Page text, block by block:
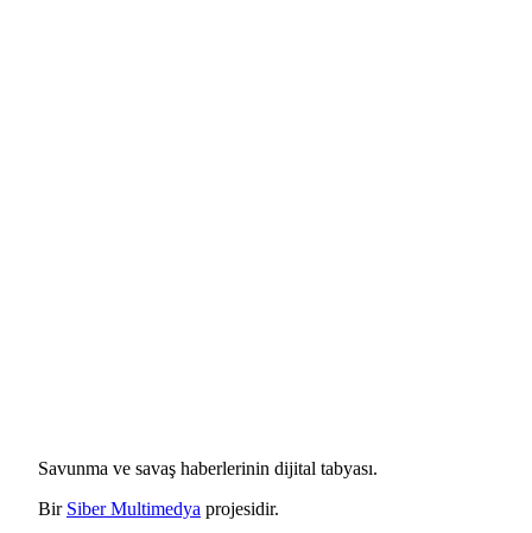
Savunma ve savaş haberlerinin dijital tabyası.
Bir Siber Multimedya projesidir.